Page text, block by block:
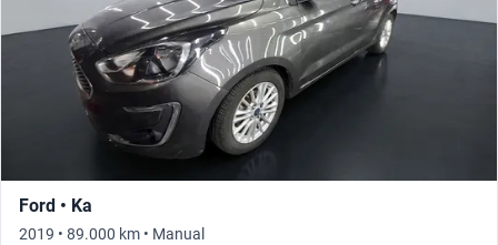
Ford • Ka
2019 • 89.000 km • Manual